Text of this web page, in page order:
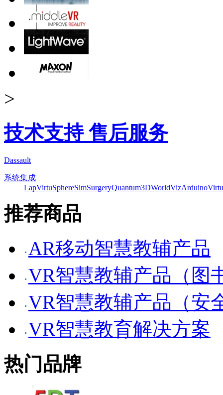
>
技术支持 售后服务
Dassault
系统集成
LapVirtuSphereSimSurgeryQuantum3DWorldVizArduino
推荐商品
AR移动智慧教辅产品
VR智慧教辅产品（图
VR智慧教辅产品（安
VR智慧教育解决方案
热门品牌